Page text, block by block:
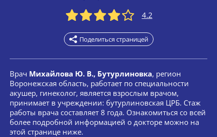
4.2
Поделиться страницей
Врач Михайлова Ю. В., Бутурлиновка, регион
Воронежская область, работает по специальности
акушер, гинеколог, является взрослым врачом,
принимает в учреждении: бутурлиновская ЦРБ. Стаж
работы врача составляет 8 года. Ознакомиться со всей
более подробной информацией о докторе можно на
этой странице ниже.